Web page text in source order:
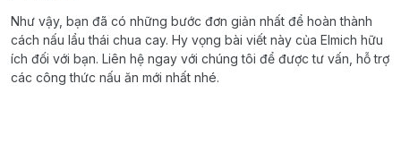
Như vậy, bạn đã có những bước đơn giản nhất để hoàn thành
cách nấu lẩu thái chua cay. Hy vọng bài viết này của Elmich hữu
ích đối với bạn. Liên hệ ngay với chúng tôi để được tư vấn, hỗ trợ
các công thức nấu ăn mới nhất nhé.